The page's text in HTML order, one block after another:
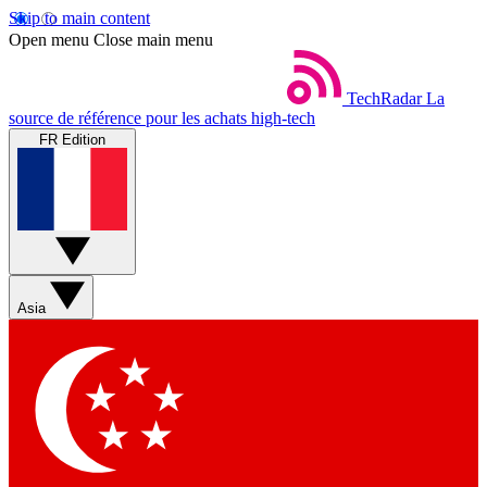
Skip to main content
Open menu Close main menu
TechRadar La
source de référence pour les achats high-tech
FR Edition
Asia